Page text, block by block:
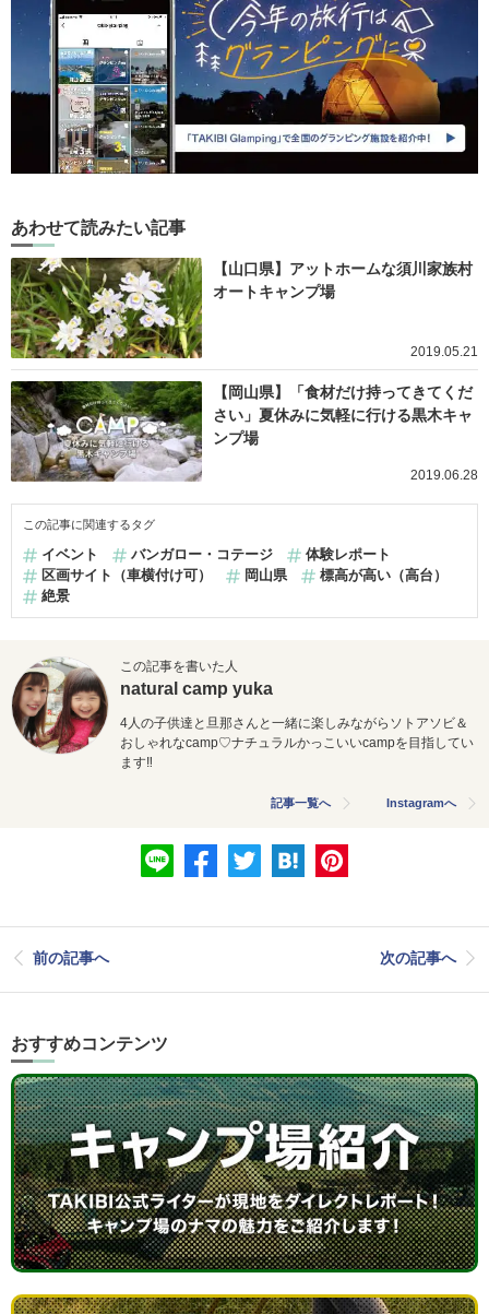
あわせて読みたい記事
【山口県】アットホームな須川家族村
オートキャンプ場
2019.05.21
【岡山県】「食材だけ持ってきてくだ
さい」夏休みに気軽に行ける黒木キャ
ンプ場
2019.06.28
この記事に関連するタグ
イベント バンガロー・コテージ
体験レポート
区画サイト（車横付け可）
岡山県
標高が高い（高台）
絶景
この記事を書いた人
natural camp yuka
4人の子供達と旦那さんと一緒に楽しみながらソトアソビ＆
おしゃれなcamp♡ナチュラルかっこいいcampを目指してい
ます‼
記事一覧へ Instagramへ
前の記事へ 次の記事へ
おすすめコンテンツ